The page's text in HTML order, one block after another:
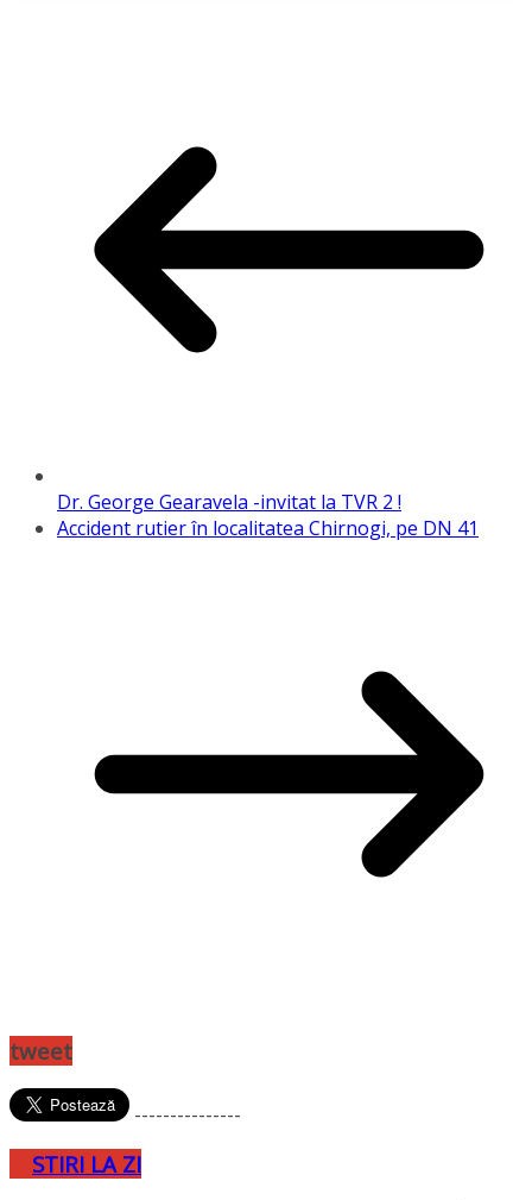
Dr. George Gearavela -invitat la TVR 2 !
Accident rutier în localitatea Chirnogi, pe DN 41
tweet
---------------
STIRI LA ZI